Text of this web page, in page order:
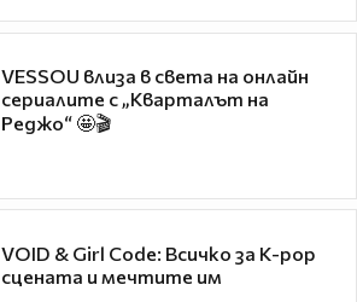
VESSOU влиза в света на онлайн
сериалите с „Кварталът на
Реджо“ 🤩🎬
VOID & Girl Code: Всичко за K-pop
сцената и мечтите им